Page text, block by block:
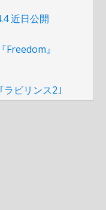
近日公開
Freedom』
ラビリンス2｣